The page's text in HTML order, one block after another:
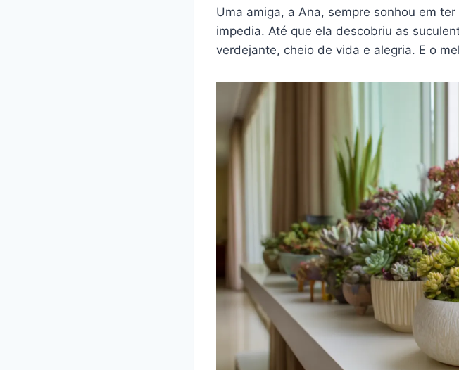
Uma amiga, a Ana, sempre sonhou em
impedia. Até que ela descobriu as
verdejante, cheio de vida e alegria. E o